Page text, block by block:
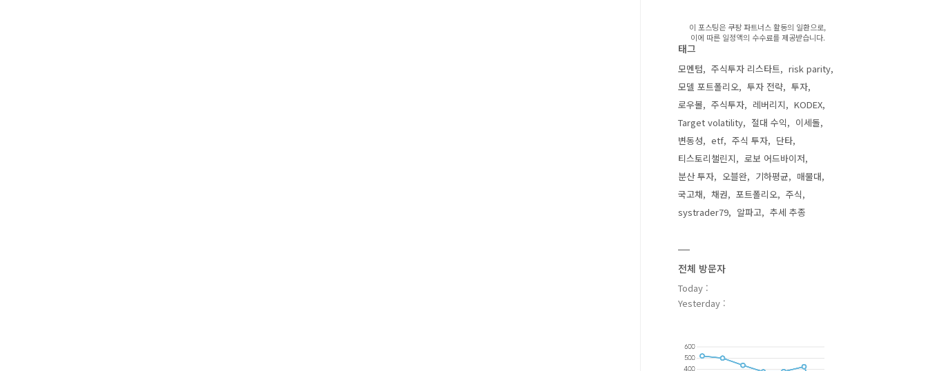
이 포스팅은 쿠팡 파트너스 활동의 일환으로,
이에 따른 일정액의 수수료를 제공받습니다.
태그
모멘텀 주식투자 리스타트
risk parity
모델 포트폴리오
투자 전략
투자
로우볼
주식투자 레버리지
KODEX
Target volatility
절대 수익
이세돌
변동성
etf 주식 투자
단타
티스토리챌린지
로보 어드바이저
분산 투자
오블완 기하평균
매물대
국고채
채권 포트폴리오
주식
systrader79
알파고 추세 추종
전체 방문자
Today :
Yesterday :